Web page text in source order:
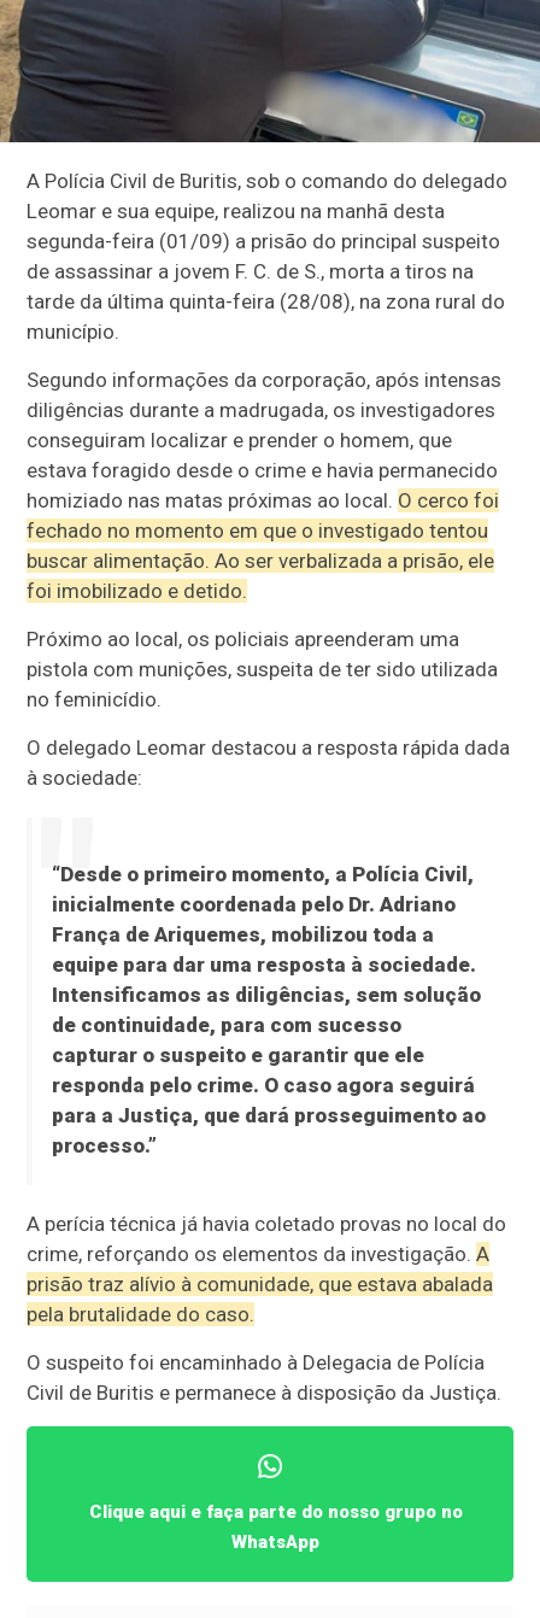
A Polícia Civil de Buritis, sob o comando do delegado
Leomar e sua equipe, realizou na manhã desta
segunda-feira (01/09) a prisão do principal suspeito
de assassinar a jovem F. C. de S., morta a tiros na
tarde da última quinta-feira (28/08), na zona rural do
município.
Segundo informações da corporação, após intensas
diligências durante a madrugada, os investigadores
conseguiram localizar e prender o homem, que
estava foragido desde o crime e havia permanecido
homiziado nas matas próximas ao local. O cerco foi
fechado no momento em que o investigado tentou
buscar alimentação. Ao ser verbalizada a prisão, ele
foi imobilizado e detido.
Próximo ao local, os policiais apreenderam uma
pistola com munições, suspeita de ter sido utilizada
no feminicídio.
O delegado Leomar destacou a resposta rápida dada
à sociedade:
“Desde o primeiro momento, a Polícia Civil,
inicialmente coordenada pelo Dr. Adriano
França de Ariquemes, mobilizou toda a
equipe para dar uma resposta à sociedade.
Intensificamos as diligências, sem solução
de continuidade, para com sucesso
capturar o suspeito e garantir que ele
responda pelo crime. O caso agora seguirá
para a Justiça, que dará prosseguimento ao
processo.”
A perícia técnica já havia coletado provas no local do
crime, reforçando os elementos da investigação.A
prisão traz alívio à comunidade, que estava abalada
pela brutalidade do caso.
O suspeito foi encaminhado à Delegacia de Polícia
Civil de Buritis e permanece à disposição da Justiça.
Clique aqui e faça parte do nosso grupo no
WhatsApp